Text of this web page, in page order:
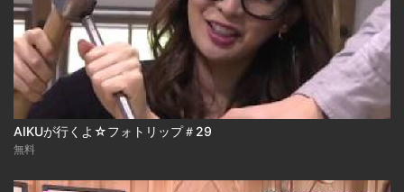
AIKUが行くよ☆フォトリップ＃29
無料